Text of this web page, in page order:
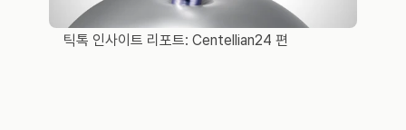
틱톡 인사이트 리포트: Centellian24 편